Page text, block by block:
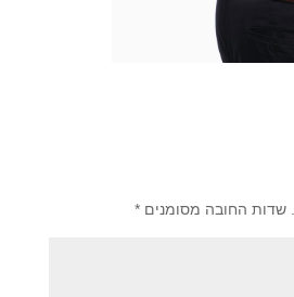
שדות החובה מסומנים *